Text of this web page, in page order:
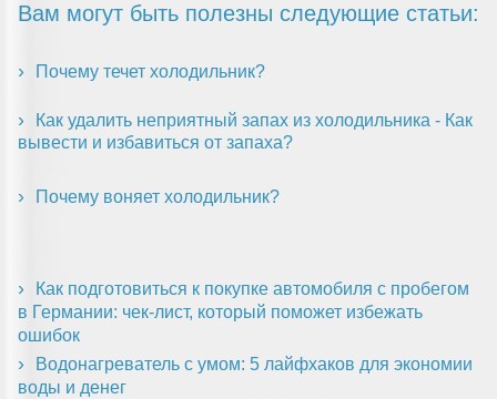
Вам могут быть полезны следующие статьи:
Почему течет холодильник?
Как удалить неприятный запах из холодильника - Как
вывести и избавиться от запаха?
Почему воняет холодильник?
Как подготовиться к покупке автомобиля с пробегом
в Германии: чек-лист, который поможет избежать
ошибок
Водонагреватель с умом: 5 лайфхаков для экономии
воды и денег